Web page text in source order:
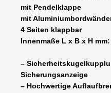
Notpumpe
100
km/h
möglich
PREISREDUZIERT
BESTPREIS
mit Pendelklappe
mit
4 Seiten klappbar
Innenmaße L x B x H
–
Sicherungsanzeige
– Hochwertige